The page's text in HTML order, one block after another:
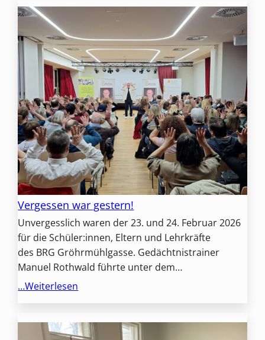
Vergessen war gestern!
Unvergesslich waren der 23. und 24. Februar 2026
für die Schüler:innen, Eltern und Lehrkräfte
des BRG Gröhrmühlgasse. Gedächtnistrainer
Manuel Rothwald führte unter dem…
…Weiterlesen